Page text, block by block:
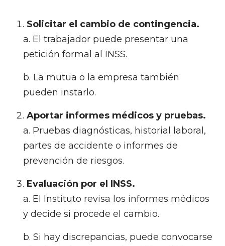
Solicitar el cambio de contingencia.
El trabajador puede presentar una
petición formal al INSS.
La mutua o la empresa también
pueden instarlo.
Aportar informes médicos y pruebas.
Pruebas diagnósticas, historial laboral,
partes de accidente o informes de
prevención de riesgos.
Evaluación por el INSS.
El Instituto revisa los informes médicos
y decide si procede el cambio.
Si hay discrepancias, puede convocarse